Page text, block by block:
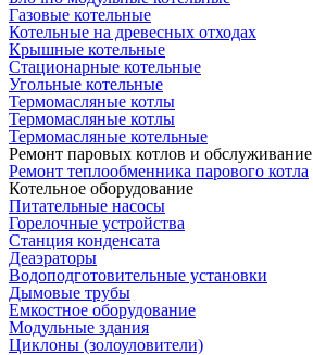
Газовые котельные
Котельные на древесных отходах
Крышные котельные
Стационарные котельные
Угольные котельные
Термомасляные котлы
Термомасляные котлы
Термомасляные котельные
Ремонт паровых котлов и обслуживание
Ремонт теплообменника парового котла
Котельное оборудование
Питательные насосы
Горелочные устройства
Станция конденсата
Деаэраторы
Водоподготовительные установки
Дымовые трубы
Емкостное оборудование
Mодульные здания
Циклоны (золоуловители)